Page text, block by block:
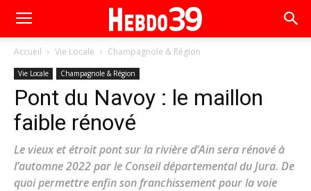
Accueil Vie Locale Champagnole & Région
Vie Locale Champagnole & Région
Pont du Navoy : le maillon
faible rénové
Le vieux et étroit pont sur la rivière d’Ain sera rénové à
l’automne 2022 par le Conseil départemental du Jura. De
quoi permettre enfin son franchissement pour la voie